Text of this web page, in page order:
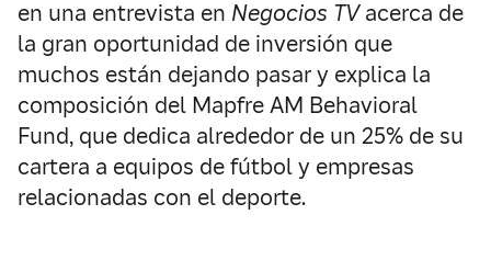
en una entrevista en Negocios TVacerca de
la gran oportunidad de inversión que
muchos están dejando pasar y explica la
composición del Mapfre AM Behavioral
Fund, que dedica alrededor de un 25% de su
cartera a equipos de fútbol y empresas
relacionadas con el deporte.